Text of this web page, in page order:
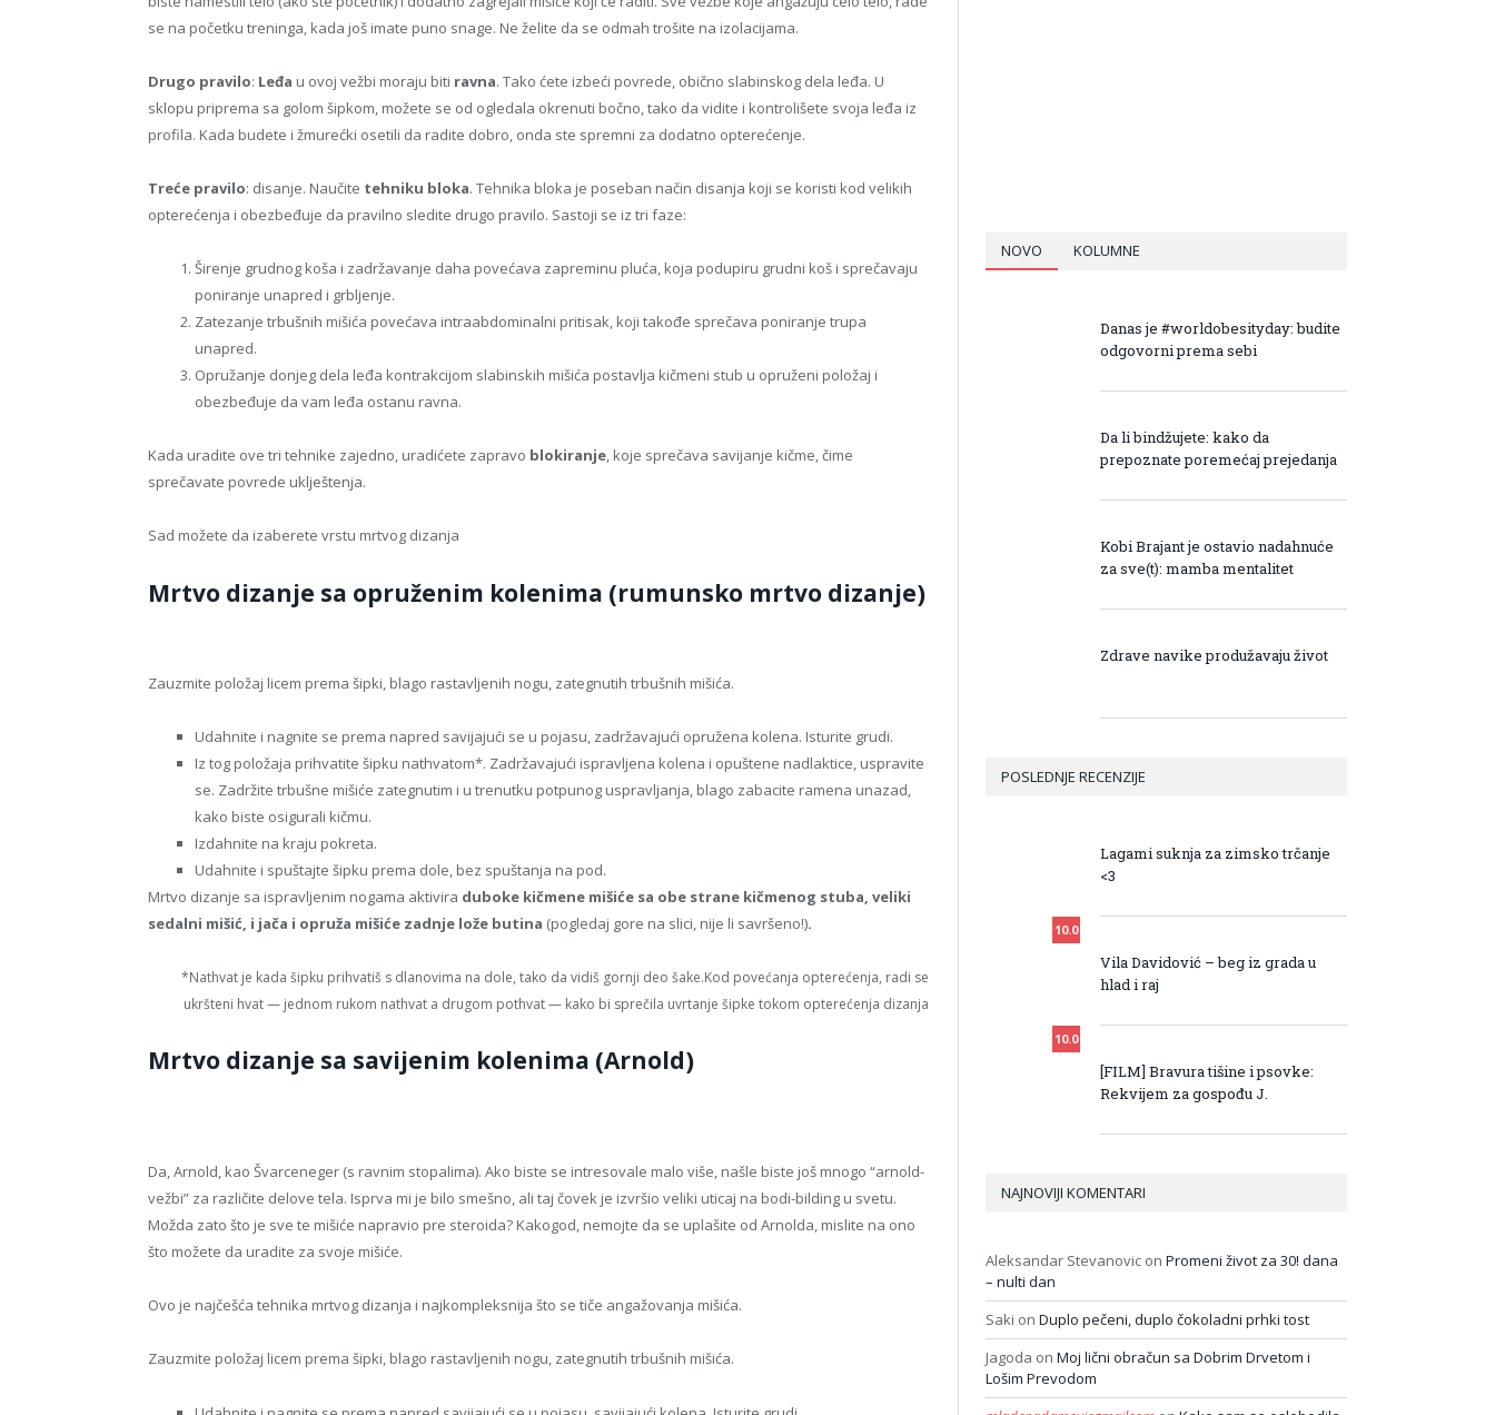
se na početku treninga, kada još imate puno snage. Ne želite da se odmah trošite na izolacijama.
Drugo pravilo: Leđa u ovoj vežbi moraju biti ravna. Tako ćete izbeći povrede, obično slabinskog dela leđa. U
sklopu priprema sa golom šipkom, možete se od ogledala okrenuti bočno, tako da vidite i kontrolišete svoja leđa iz
profila. Kada budete i žmurećki osetili da radite dobro, onda ste spremni za dodatno opterećenje.
Treće pravilo: disanje. Naučite tehniku bloka. Tehnika bloka je poseban način disanja koji se koristi kod velikih
opterećenja i obezbeđuje da pravilno sledite drugo pravilo. Sastoji se iz tri faze:
Širenje grudnog koša i zadržavanje daha povećava zapreminu pluća, koja podupiru grudni koš i sprečavaju
poniranje unapred i grbljenje.
Zatezanje trbušnih mišića povećava intraabdominalni pritisak, koji takođe sprečava poniranje trupa
unapred.
Opružanje donjeg dela leđa kontrakcijom slabinskih mišića postavlja kičmeni stub u opruženi položaj i
obezbeđuje da vam leđa ostanu ravna.
Kada uradite ove tri tehnike zajedno, uradićete zapravo blokiranje, koje sprečava savijanje kičme, čime
sprečavate povrede uklještenja.
Sad možete da izaberete vrstu mrtvog dizanja
Mrtvo dizanje sa opruženim kolenima (rumunsko mrtvo dizanje)
Zauzmite položaj licem prema šipki, blago rastavljenih nogu, zategnutih trbušnih mišića.
Udahnite i nagnite se prema napred savijajući se u pojasu, zadržavajući opružena kolena. Isturite grudi.
Iz tog položaja prihvatite šipku nathvatom*. Zadržavajući ispravljena kolena i opuštene nadlaktice, uspravite
se. Zadržite trbušne mišiće zategnutim i u trenutku potpunog uspravljanja, blago zabacite ramena unazad,
kako biste osigurali kičmu.
Izdahnite na kraju pokreta.
Udahnite i spuštajte šipku prema dole, bez spuštanja na pod.
Mrtvo dizanje sa ispravljenim nogama aktivira duboke kičmene mišiće sa obe strane kičmenog stuba, veliki
sedalni mišić, i jača i opruža mišiće zadnje lože butina (pogledaj gore na slici, nije li savršeno!).
*Nathvat je kada šipku prihvatiš s dlanovima na dole, tako da vidiš gornji deo šake.Kod povećanja opterećenja, radi se
ukršteni hvat — jednom rukom nathvat a drugom pothvat — kako bi sprečila uvrtanje šipke tokom opterećenja dizanja
Mrtvo dizanje sa savijenim kolenima (Arnold)
Da, Arnold, kao Švarceneger (s ravnim stopalima). Ako biste se intresovale malo više, našle biste još mnogo “arnold-
vežbi” za različite delove tela. Isprva mi je bilo smešno, ali taj čovek je izvršio veliki uticaj na bodi-bilding u svetu.
Možda zato što je sve te mišiće napravio pre steroida? Kakogod, nemojte da se uplašite od Arnolda, mislite na ono
što možete da uradite za svoje mišiće.
Ovo je najčešća tehnika mrtvog dizanja i najkompleksnija što se tiče angažovanja mišića.
Zauzmite položaj licem prema šipki, blago rastavljenih nogu, zategnutih trbušnih mišića.
NOVO KOLUMNE
Danas je #worldobesityday: budite
odgovorni prema sebi
Da li bindžujete: kako da
prepoznate poremećaj prejedanja
Kobi Brajant je ostavio nadahnuće
za sve(t): mamba mentalitet
Zdrave navike produžavaju život
POSLEDNJE RECENZIJE
Lagami suknja za zimsko trčanje
<3
10.0
Vila Davidović – beg iz grada u
hlad i raj
10.0
[FILM] Bravura tišine i psovke:
Rekvijem za gospođu J.
NAJNOVIJI KOMENTARI
Aleksandar Stevanovic on Promeni život za 30! dana
– nulti dan
Saki on Duplo pečeni, duplo čokoladni prhki tost
Jagoda on Moj lični obračun sa Dobrim Drvetom i
Lošim Prevodom